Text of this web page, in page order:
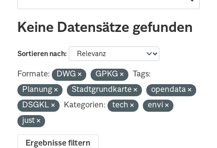
Keine Datensätze gefunden
Sortieren nach
Formate: DWG GPKG
Tags:
Planung
Stadtgrundkarte
opendata
DSGKL
Kategorien: tech
envi
just
Ergebnisse filtern